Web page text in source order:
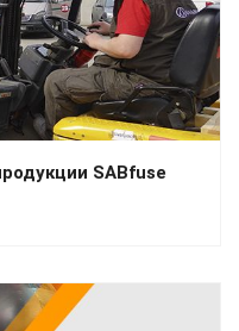
SABfuse